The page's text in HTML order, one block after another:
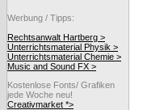
Werbung / Tipps:
Rechtsanwalt Hartberg >
Unterrichtsmaterial Physik >
Unterrichtsmaterial Chemie >
Music and Sound FX >
Kostenlose Fonts/ Grafiken
jede Woche neu!
Creativmarket *>